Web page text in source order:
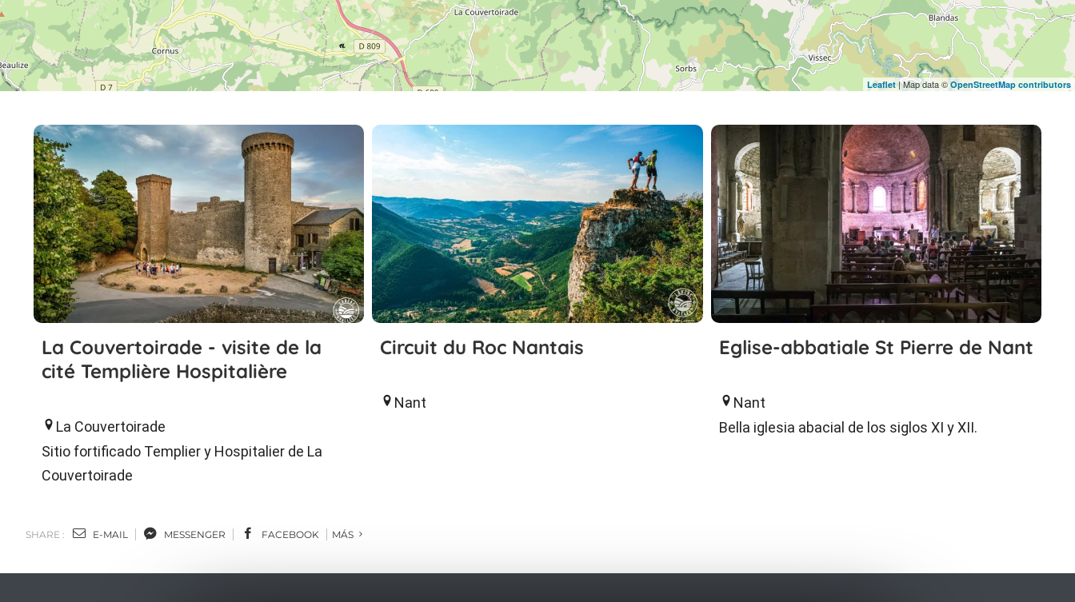
Leaflet| Map data ©OpenStreetMap contributors
La Couvertoirade - visite de la
cité Templière Hospitalière
La Couvertoirade
Sitio fortificado Templier y Hospitalier de La
Couvertoirade
Circuit du Roc Nantais
Nant
Eglise-abbatiale St Pierre de Nant
Nant
Bella iglesia abacial de los siglos XI y XII.
SHARE : E-MAIL MESSENGER FACEBOOK MÁS